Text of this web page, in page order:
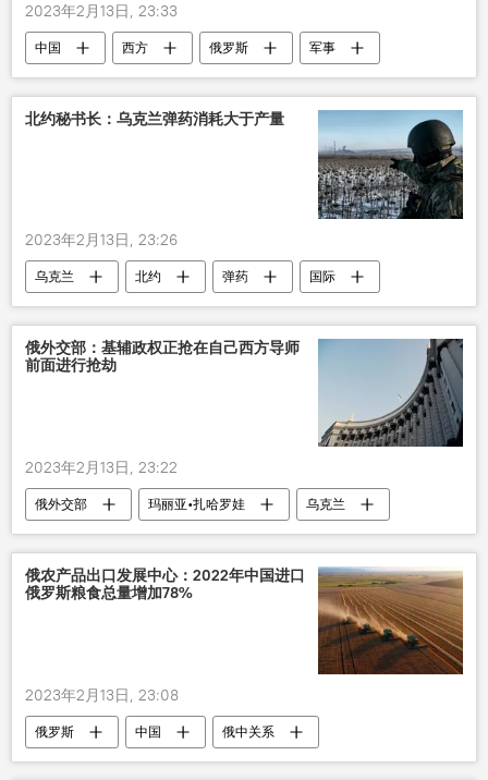
2023年2月13日, 23:33
中国 西方 俄罗斯
军事
策略
乌克兰 冲突
北约秘书长：乌克兰弹药消耗大于产量
2023年2月13日, 23:26
乌克兰 北约 弹药 国际
俄外交部：基辅政权正抢在自己西方导师
前面进行抢劫
2023年2月13日, 23:22
俄外交部 玛丽亚•扎哈罗娃
乌克兰
俄罗斯
资产 抢劫
俄农产品出口发展中心：2022年中国进口
俄罗斯粮食总量增加78%
2023年2月13日, 23:08
俄罗斯 中国
俄中关系
出口
合作 粮食